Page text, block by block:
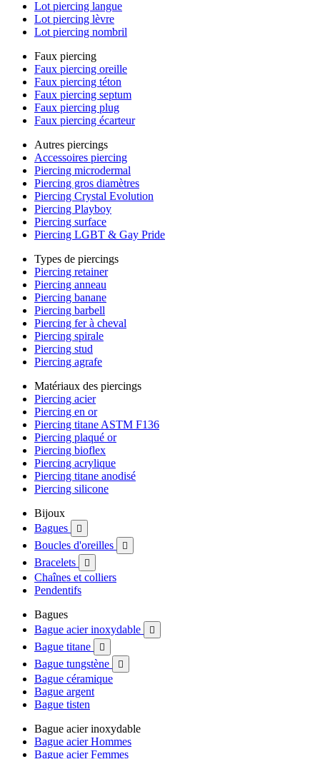
Lot piercing langue
Lot piercing lèvre
Lot piercing nombril
Faux piercing
Faux piercing oreille
Faux piercing téton
Faux piercing septum
Faux piercing plug
Faux piercing écarteur
Autres piercings
Accessoires piercing
Piercing microdermal
Piercing gros diamètres
Piercing Crystal Evolution
Piercing Playboy
Piercing surface
Piercing LGBT & Gay Pride
Types de piercings
Piercing retainer
Piercing anneau
Piercing banane
Piercing barbell
Piercing fer à cheval
Piercing spirale
Piercing stud
Piercing agrafe
Matériaux des piercings
Piercing acier
Piercing en or
Piercing titane ASTM F136
Piercing plaqué or
Piercing bioflex
Piercing acrylique
Piercing titane anodisé
Piercing silicone
Bijoux
Bagues

Boucles d'oreilles 
Bracelets 
Chaînes et colliers
Pendentifs
Bagues
Bague acier inoxydable

Bague titane 
Bague tungstène 
Bague céramique
Bague argent
Bague tisten
Bague acier inoxydable
Bague acier Hommes
Bague acier Femmes